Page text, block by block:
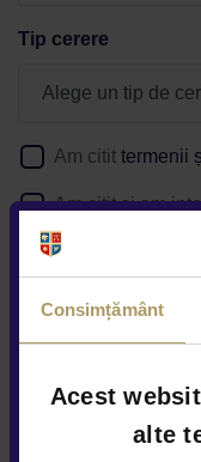
Consimțământ
Acest
alte
Tip cerere
Am citit termenii
Am citit si am
Confirm ca am
*Datele sunt obligatorii
Daca solicitati detalii
Sunteți de acord ca